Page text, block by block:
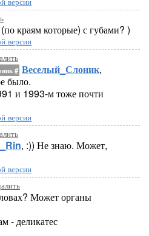
краям которые) с губами? )
версии
# Веселый_Слоник,
было.
и 1993-м тоже почти
версии
, :)) Не знаю. Может,
версии
Может органы
- деликатес